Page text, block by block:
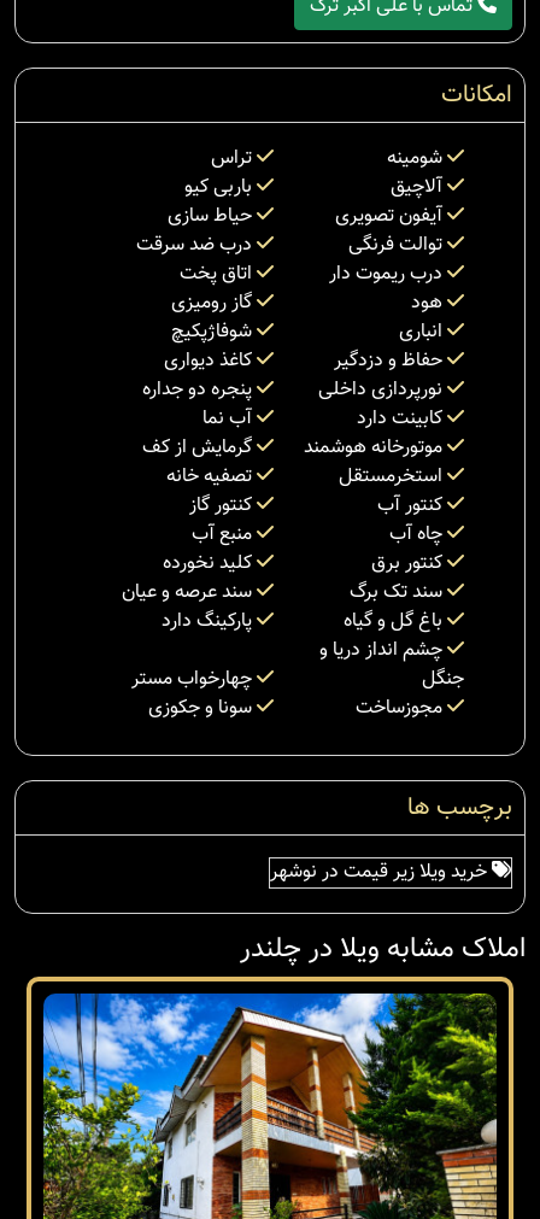
تماس با علی اکبر ترک
امکانات
شومینه
تراس
آلاچیق
باربی کیو
آیفون تصویری
حیاط سازی
توالت فرنگی
درب ضد سرقت
درب ریموت دار
اتاق پخت
هود
گاز رومیزی
انباری
شوفاژپکیچ
حفاظ و دزدگیر
کاغذ دیواری
نورپردازی داخلی
پنجره دو جداره
کابینت دارد
آب نما
موتورخانه هوشمند
گرمایش از کف
استخرمستقل
تصفیه خانه
کنتور آب
کنتور گاز
چاه آب
منبع آب
کنتور برق
کلید نخورده
سند تک برگ
سند عرصه و عیان
باغ گل و گیاه
پارکینگ دارد
چشم انداز دریا و
جنگل
چهارخواب مستر
مجوزساخت
سونا و جکوزی
برچسب ها
خرید ویلا زیر قیمت در نوشهر
املاک مشابه ویلا در چلندر